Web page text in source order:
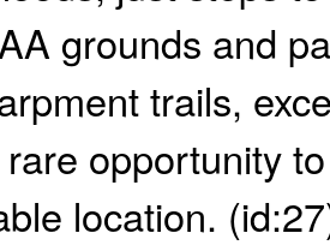
grounds and
trails,
opportunity
location.